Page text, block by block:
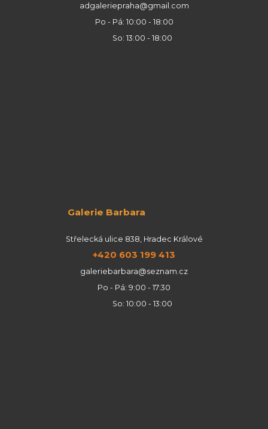
adgaleriepraha@gmail.com
Po - Pá: 10:00 - 18:00
So: 13:00 - 18:00
Galerie Barbara
Střelecká ulice 838, Hradec Králové
+420 603 199 413
galeriebarbara@seznam.cz
Po - Pá: 9:00 - 17:30
So: 10:00 - 13:00